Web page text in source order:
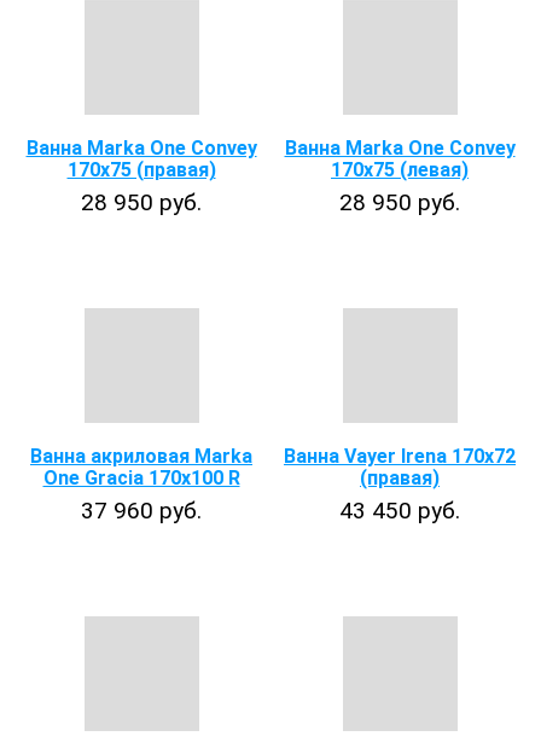
Ванна Marka One Convey
170х75 (правая)
28 950 руб.
Ванна Marka One Convey
170х75 (левая)
28 950 руб.
Ванна акриловая Marka
One Gracia 170x100 R
37 960 руб.
Ванна Vayer Irena 170х72
(правая)
43 450 руб.